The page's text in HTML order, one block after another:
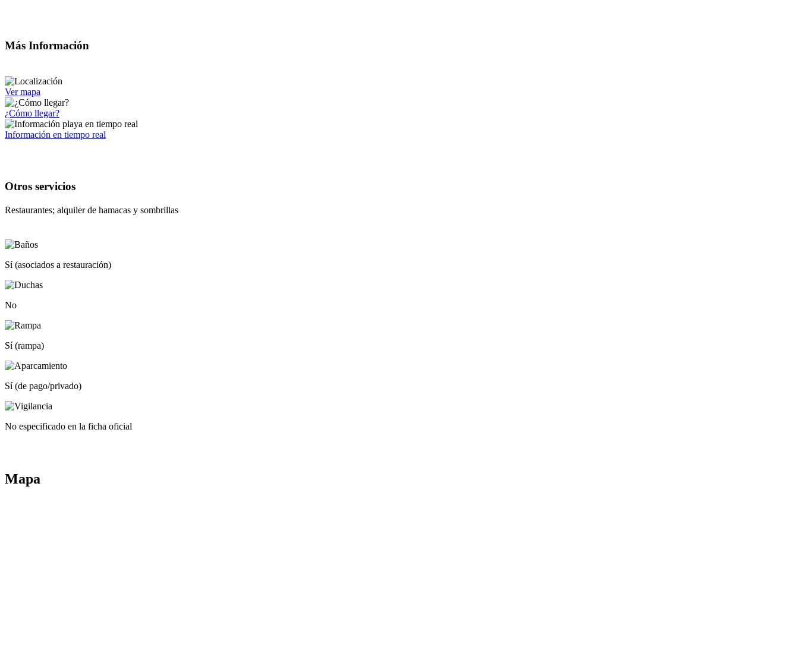
Más Información
Ver mapa
¿Cómo llegar?
Información en tiempo real
Otros servicios
Restaurantes; alquiler de hamacas y sombrillas
Sí (asociados a restauración)
No
Sí (rampa)
Sí (de pago/privado)
No especificado en la ficha oficial
Mapa